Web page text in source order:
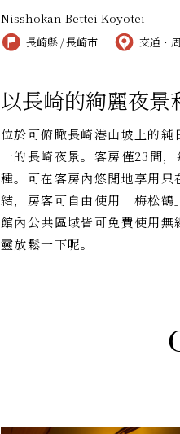
Nisshokan Bettei Koyotei
長崎縣 / 長崎市 交通・
以長崎的絢麗夜
位於可俯瞰長崎港山坡上的
一的長崎夜景。客房僅23間
種。可在客房內悠閒地享用
結，房客可自由使用「梅松鶴
館內公共區域皆可免費使用
靈放鬆一下呢。